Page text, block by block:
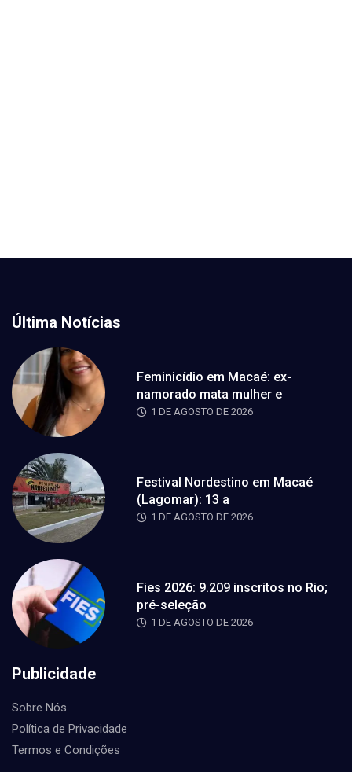
Última Notícias
Feminicídio em Macaé: ex-
namorado mata mulher e
1 DE AGOSTO DE 2026
Festival Nordestino em Macaé
(Lagomar): 13 a
1 DE AGOSTO DE 2026
Fies 2026: 9.209 inscritos no Rio;
pré-seleção
1 DE AGOSTO DE 2026
Publicidade
Sobre Nós
Política de Privacidade
Termos e Condições